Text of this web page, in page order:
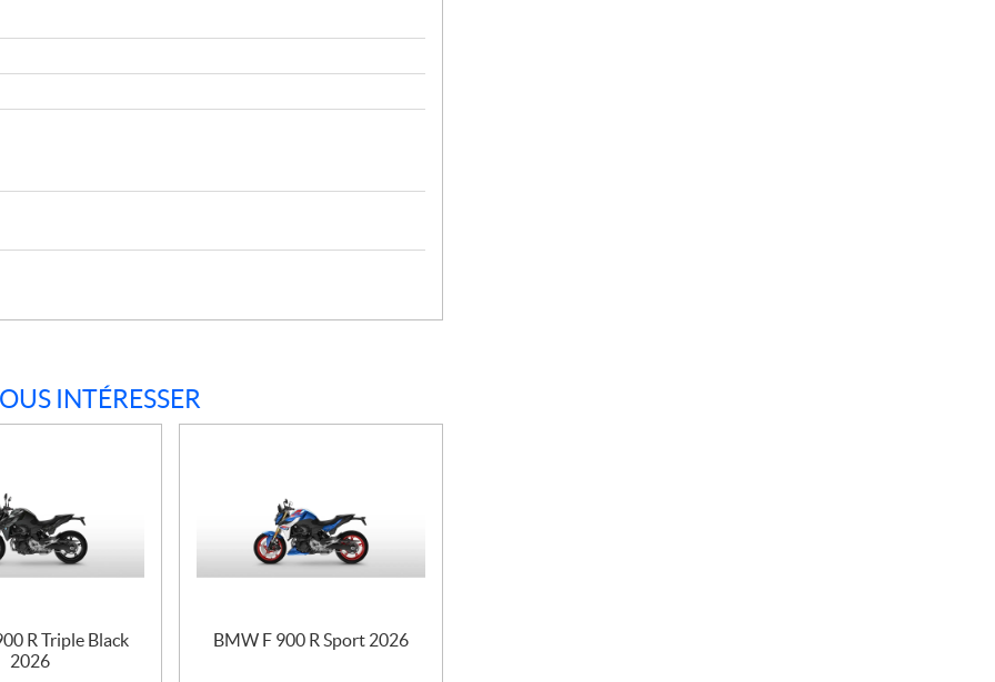
INTÉRESSER
R Triple Black
2026
BMW F 900 R Sport 2026